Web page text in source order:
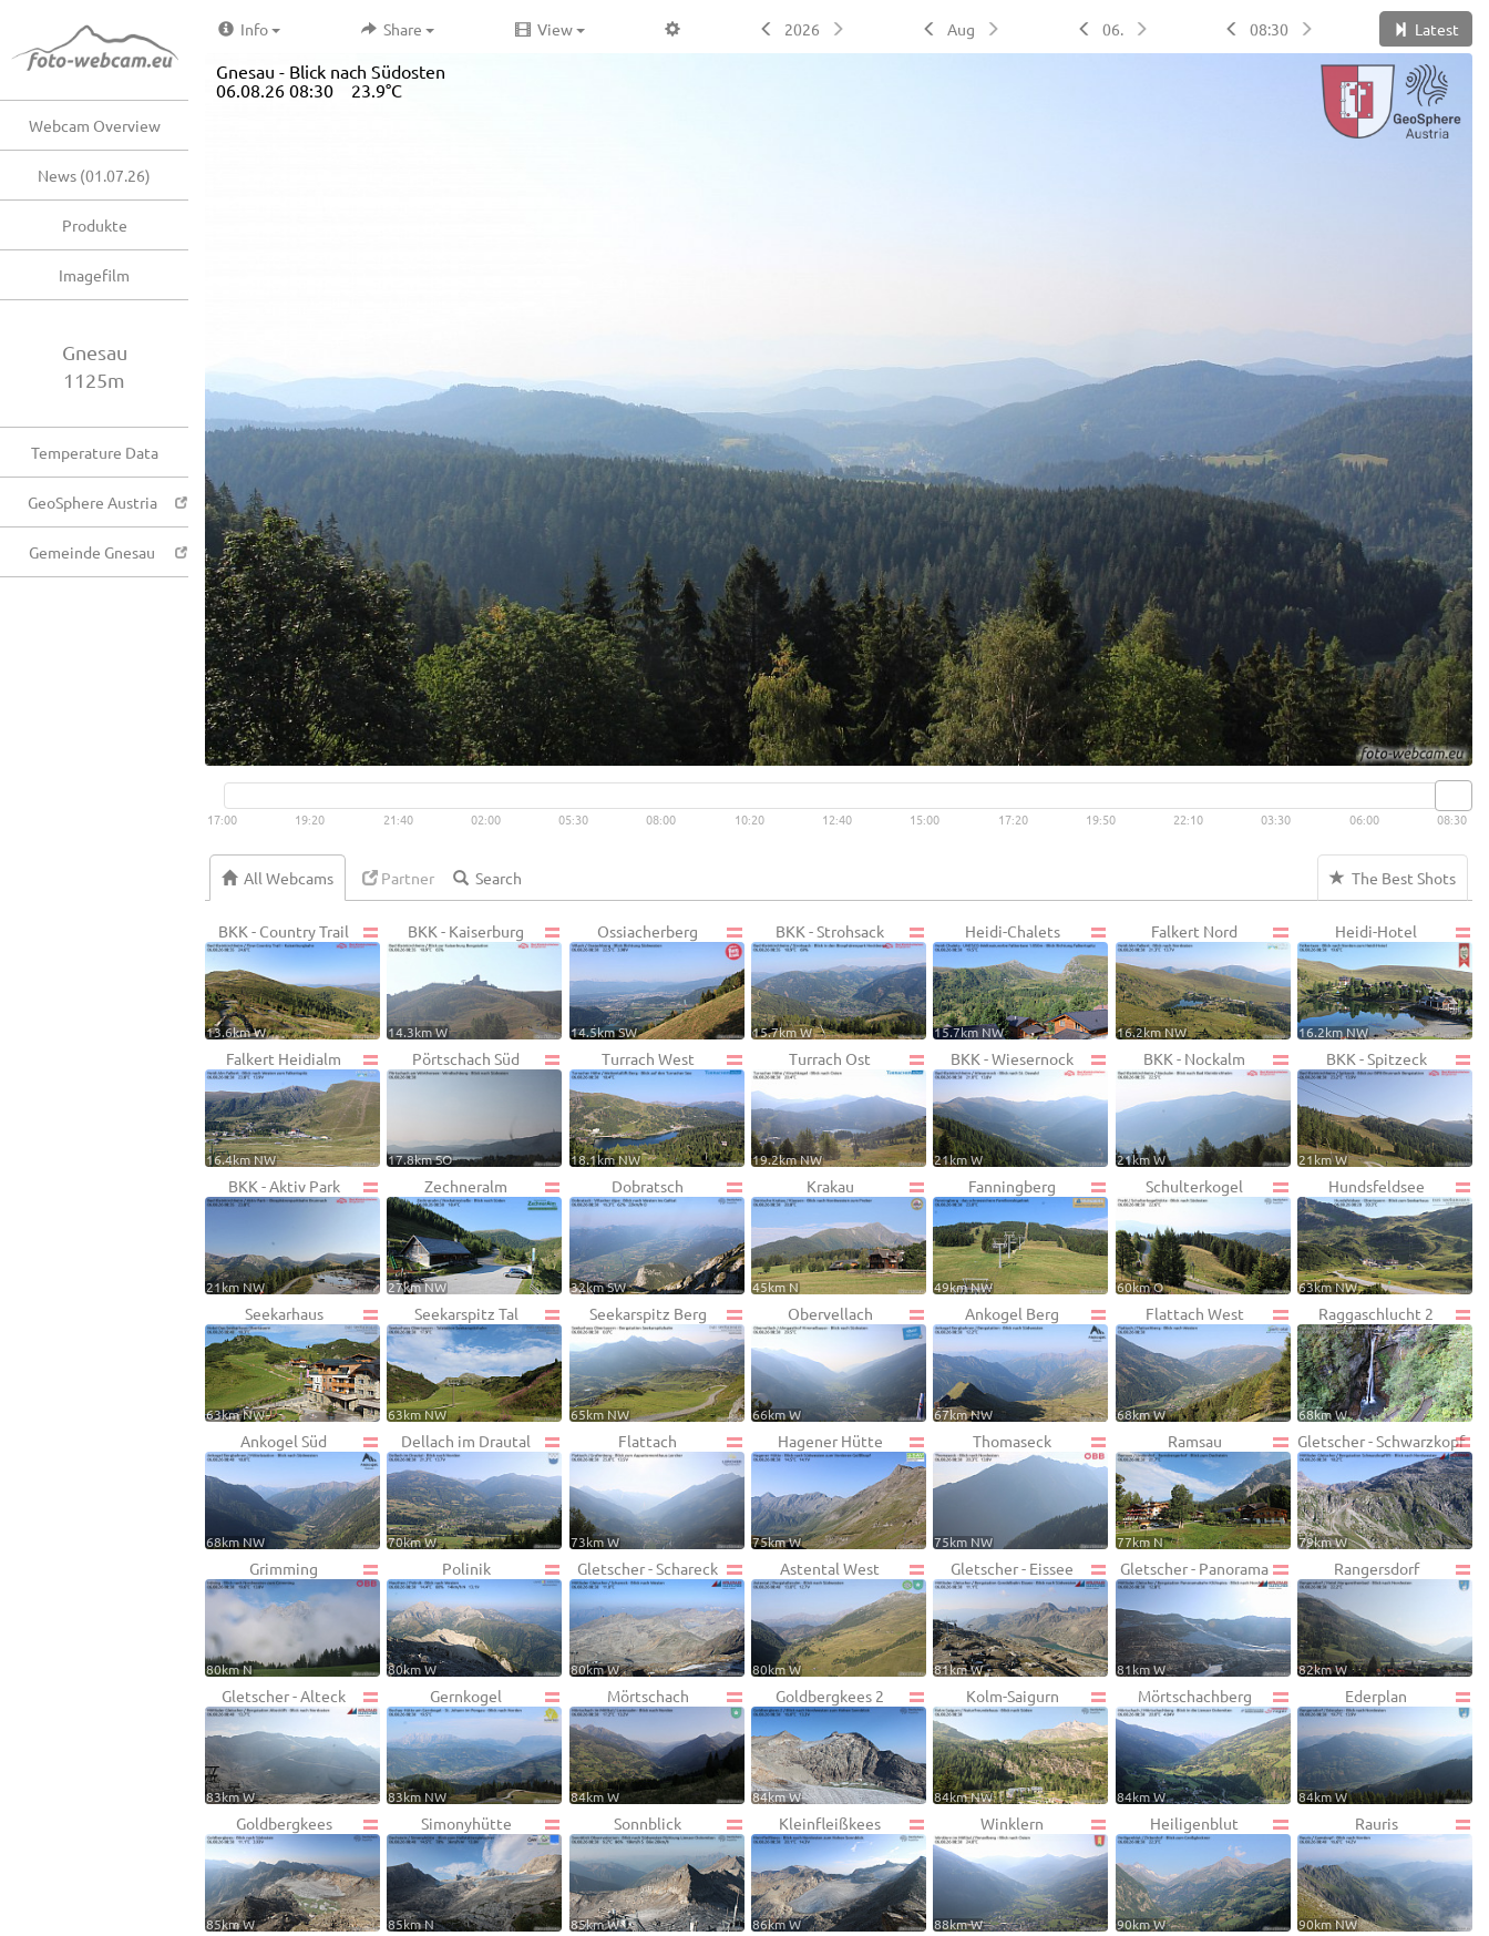
Webcam Overview
News (01.07.26)
Produkte
Imagefilm
Gnesau
1125m
Temperature Data
GeoSphere Austria
Gemeinde Gnesau
Info Share View 2026 Aug 06. 08:30 Latest
Gnesau - Blick nach Südosten
06.08.26 08:30 23.9°C
Live video available → View
17:00 19:20 21:40 02:00 05:30 08:00 10:20 12:40 15:00 17:20 19:50 22:10 03:30 06:00 08:30
All Webcams The Best Shots
Partner
BKK - Country Trail
13.6km W
BKK - Kaiserburg
14.3km W
Ossiacherberg
14.5km SW
BKK - Strohsack
15.7km W
Heidi-Chalets
15.7km NW
Falkert Nord
16.2km NW
Heidi-Hotel
16.2km NW
Falkert Heidialm
16.4km NW
Pörtschach Süd
17.8km SO
Turrach West
18.1km NW
Turrach Ost
19.2km NW
BKK - Wiesernock
21km W
BKK - Nockalm
21km W
BKK - Spitzeck
21km W
BKK - Aktiv Park
21km NW
Zechneralm
27km NW
Dobratsch
32km SW
Krakau
45km N
Fanningberg
49km NW
Schulterkogel
60km O
Hundsfeldsee
63km NW
Seekarhaus
63km NW
Seekarspitz Tal
63km NW
Seekarspitz Berg
65km NW
Obervellach
66km W
Ankogel Berg
67km NW
Flattach West
68km W
Raggaschlucht 2
68km W
Ankogel Süd
68km NW
Dellach im Drautal
70km W
Flattach
73km W
Hagener Hütte
75km W
Thomaseck
75km NW
Ramsau
77km N
Gletscher - Schwarzkopf
79km W
Grimming
80km N
Polinik
80km W
Gletscher - Schareck
80km W
Astental West
80km W
Gletscher - Eissee
81km W
Gletscher - Panorama
81km W
Rangersdorf
82km W
Gletscher - Alteck
83km W
Gernkogel
83km NW
Mörtschach
84km W
Goldbergkees 2
84km W
Kolm-Saigurn
84km NW
Mörtschachberg
84km W
Ederplan
84km W
Goldbergkees
85km W
Simonyhütte
85km N
Sonnblick
85km W
Kleinfleißkees
86km W
Winklern
88km W
Heiligenblut
90km W
Rauris
90km NW